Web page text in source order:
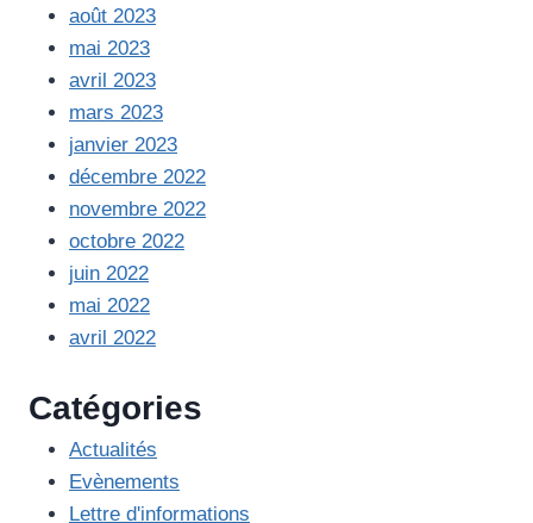
août 2023
mai 2023
avril 2023
mars 2023
janvier 2023
décembre 2022
novembre 2022
octobre 2022
juin 2022
mai 2022
avril 2022
Catégories
Actualités
Evènements
Lettre d'informations